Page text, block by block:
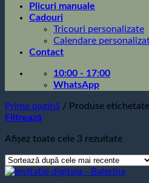
Plicuri manuale
Cadouri
Tricouri personalizate
Calendare
Contact
10:00 - 17:00
WhatsApp
Prima pagină / Produse
Filtrează
Afișez toate cele 3 rezultateSortat
mai